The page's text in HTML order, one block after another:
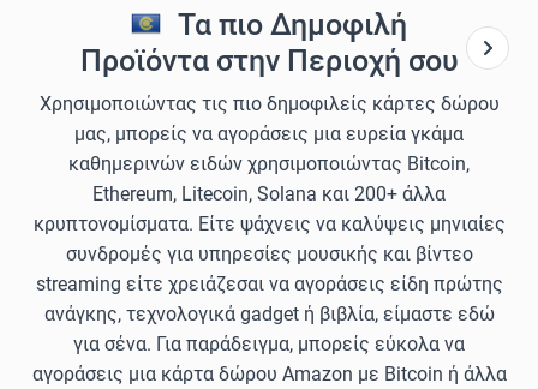
Τα πιο Δημοφιλή
Προϊόντα στην Περιοχή σου
Χρησιμοποιώντας τις πιο δημοφιλείς κάρτες δώρου
μας, μπορείς να αγοράσεις μια ευρεία γκάμα
καθημερινών ειδών χρησιμοποιώντας Bitcoin,
Ethereum, Litecoin, Solana και 200+ άλλα
κρυπτονομίσματα. Είτε ψάχνεις να καλύψεις μηνιαίες
συνδρομές για υπηρεσίες μουσικής και βίντεο
streaming είτε χρειάζεσαι να αγοράσεις είδη πρώτης
ανάγκης, τεχνολογικά gadget ή βιβλία, είμαστε εδώ
για σένα. Για παράδειγμα, μπορείς εύκολα να
αγοράσεις μια κάρτα δώρου Amazon με Bitcoin ή άλλα